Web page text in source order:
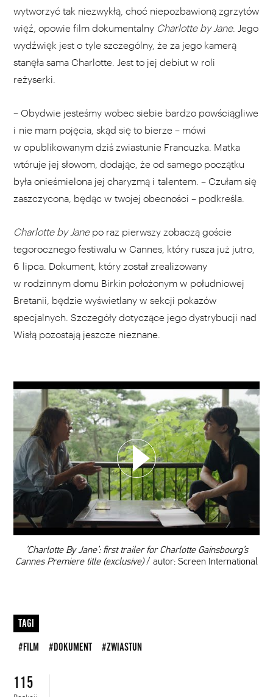
wytworzyć tak niezwykłą, choć niepozbawioną zgrzytów
więź, opowie film dokumentalny Charlotte by Jane. Jego
wydźwięk jest o tyle szczególny, że za jego kamerą
stanęła sama Charlotte. Jest to jej debiut w roli
reżyserki.
– Obydwie jesteśmy wobec siebie bardzo powściągliwe
i nie mam pojęcia, skąd się to bierze – mówi
w opublikowanym dziś zwiastunie Francuzka. Matka
wtóruje jej słowom, dodając, że od samego początku
była onieśmielona jej charyzmą i talentem. – Czułam się
zaszczycona, będąc w twojej obecności – podkreśla.
Charlotte by Jane po raz pierwszy zobaczą goście
tegorocznego festiwalu w Cannes, który rusza już jutro,
6 lipca. Dokument, który został zrealizowany
w rodzinnym domu Birkin położonym w południowej
Bretanii, będzie wyświetlany w sekcji pokazów
specjalnych. Szczegóły dotyczące jego dystrybucji nad
Wisłą pozostają jeszcze nieznane.
00:00
’Charlotte By Jane’: first trailer for Charlotte Gainsbourg’s
Cannes Premiere title (exclusive)/ autor: Screen International
WYBIERZ SWOJĄ PLAYLISTĘ
DODAJ TEN FILM DO PLAYLISTY
TAGI
#FILM #DOKUMENT #ZWIASTUN
115